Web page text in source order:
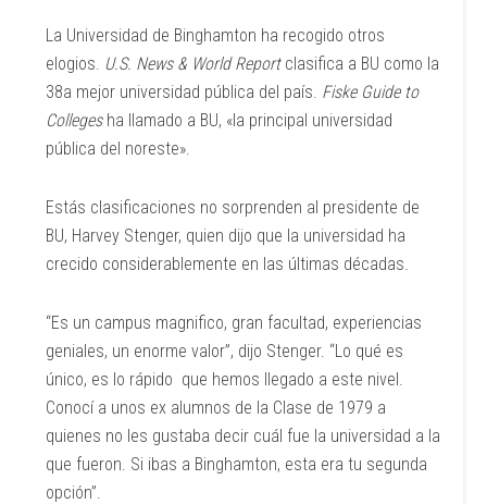
La Universidad de Binghamton ha recogido otros
elogios. U.S. News & World Reportclasifica a BU como la
38a mejor universidad pública del país. Fiske Guide to
Collegesha llamado a BU, «la principal universidad
pública del noreste».
Estás clasificaciones no sorprenden al presidente de
BU, Harvey Stenger, quien dijo que la universidad ha
crecido considerablemente en las últimas décadas.
“Es un campus magnifico, gran facultad, experiencias
geniales, un enorme valor”, dijo Stenger. “Lo qué es
único, es lo rápido que hemos llegado a este nivel.
Conocí a unos ex alumnos de la Clase de 1979 a
quienes no les gustaba decir cuál fue la universidad a la
que fueron. Si ibas a Binghamton, esta era tu segunda
opción”.